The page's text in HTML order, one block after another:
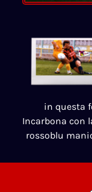
in questa
Incarbona con
rossoblu